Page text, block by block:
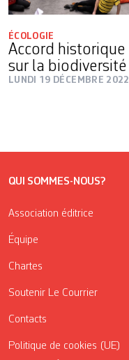
ÉCOLOGIE
Accord historique
sur la biodiversité
LUNDI 19 DÉCEMBRE 2022
QUI SOMMES-NOUS?
Association éditrice
Équipe
Chartes
Soutenir Le Courrier
Contacts
Politique de cookies (UE)